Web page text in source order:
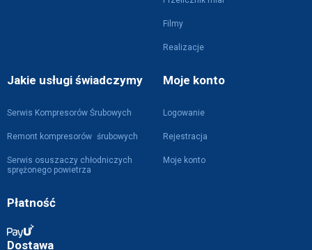
Filmy
Realizacje
Jakie usługi świadczymy
Serwis Kompresorów Śrubowych
Remont kompresorów śrubowych
Serwis osuszaczy chłodniczych
sprężonego powietrza
Moje konto
Logowanie
Rejestracja
Moje konto
Płatność
Dostawa